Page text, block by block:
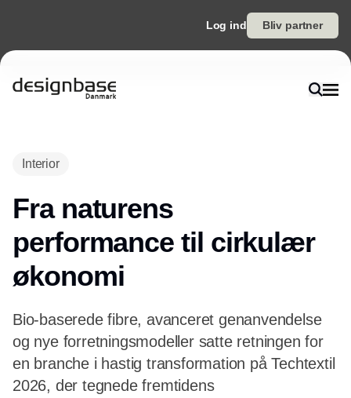
Log ind Bliv partner
Interior
Fra naturens
performance til cirkulær
økonomi
Bio-baserede fibre, avanceret genanvendelse
og nye forretningsmodeller satte retningen for
en branche i hastig transformation på Techtextil
2026, der tegnede fremtidens